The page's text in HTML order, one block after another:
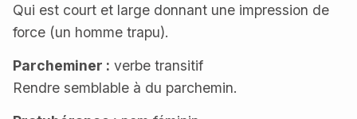
Qui est court et large donnant une impression de
force (un homme trapu).
Parcheminer : verbe transitif
Rendre semblable à du parchemin.